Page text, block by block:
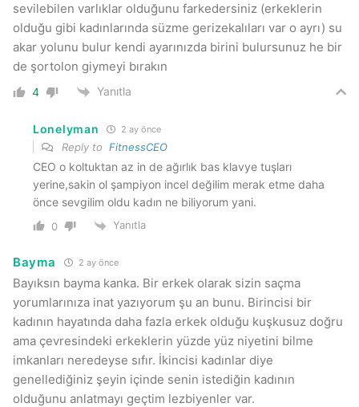
sevilebilen varlıklar olduğunu farkedersiniz (erkeklerin
olduğu gibi kadınlarında süzme gerizekalıları var o ayrı) su
akar yolunu bulur kendi ayarınızda birini bulursunuz he bir
de şortolon giymeyi bırakın
4 Yanıtla
Lonelyman 2 ay önce
Reply to FitnessCEO
CEO o koltuktan az in de ağırlık bas klavye tuşları
yerine,sakin ol şampiyon incel değilim merak etme daha
önce sevgilim oldu kadın ne biliyorum yani.
0 Yanıtla
Bayma 2 ay önce
Bayıksın bayma kanka. Bir erkek olarak sizin saçma
yorumlarınıza inat yazıyorum şu an bunu. Birincisi bir
kadının hayatında daha fazla erkek olduğu kuşkusuz doğru
ama çevresindeki erkeklerin yüzde yüz niyetini bilme
imkanları neredeyse sıfır. İkincisi kadınlar diye
genellediğiniz şeyin içinde senin istediğin kadının
olduğunu anlatmayı geçtim lezbiyenler var.